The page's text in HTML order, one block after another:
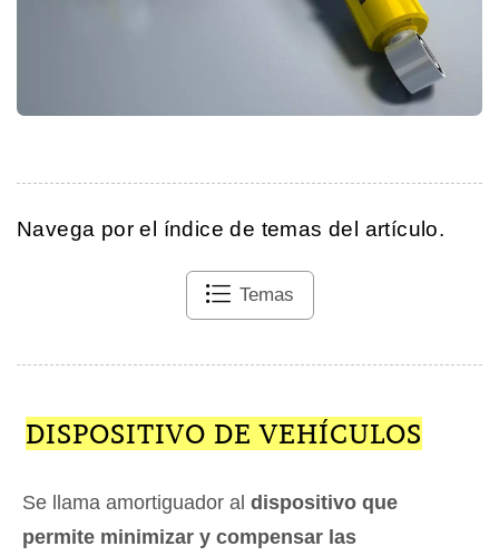
Navega por el índice de temas del artículo.
Temas
DISPOSITIVO DE VEHÍCULOS
Se llama amortiguador al dispositivo que
permite minimizar y compensar las